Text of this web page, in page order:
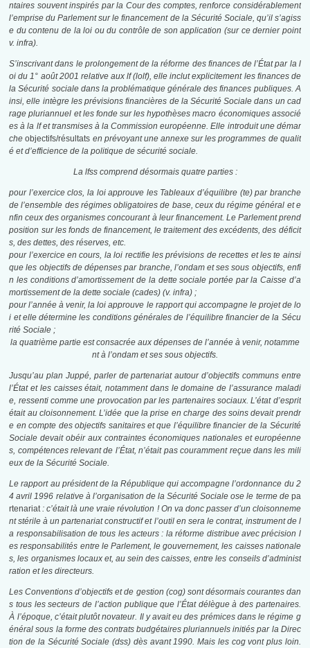
ntaires souvent inspirés par la Cour des comptes, renforce considérablement
l’emprise du Parlement sur le financement de la Sécurité Sociale, qu’il s’agiss
e du contenu de la loi ou du contrôle de son application (sur ce dernier point
v. infra).
S’inscrivant dans le prolongement de la réforme des finances de l’État par la l
oi du 1° août 2001 relative aux lf(lolf), elle inclut explicitement les finances de
la Sécurité sociale dans la problématique générale des finances publiques. A
insi, elle intègre les prévisions financières de la Sécurité Sociale dans un cad
rage pluriannuel et les fonde sur les hypothèses macro économiques associé
es à la lfet transmises à la Commission européenne. Elle introduit une démar
cheobjectifs/résultats en prévoyant une annexe sur les programmes de qualit
é et d’efficience de la politique de sécurité sociale.
La lfsscomprend désormais quatre parties :
pour l’exercice clos, la loi approuve les Tableaux d’équilibre (te) par branche
de l’ensemble des régimes obligatoires de base, ceux du régime général et e
nfin ceux des organismes concourant à leur financement. Le Parlement prend
position sur les fonds de financement, le traitement des excédents, des déficit
s, des dettes, des réserves, etc.
pour l’exercice en cours, la loi rectifie les prévisions de recettes et leste ainsi
que les objectifs de dépenses par branche, l’ondamet ses sous objectifs, enfi
n les conditions d’amortissement de la dette sociale portée par la Caisse d’a
mortissement de la dette sociale (cades) (v. infra) ;
pour l’année à venir, la loi approuve le rapport qui accompagne le projet de lo
i et elle détermine les conditions générales de l’équilibre financier de la Sécu
rité Sociale ;
la quatrième partie est consacrée aux dépenses de l’année à venir, notamme
nt à l’ondam et ses sous objectifs.
Jusqu’au plan Juppé, parler de partenariat autour d’objectifs communs entre
l’État et les caisses était, notamment dans le domaine de l’assurance maladi
e, ressenti comme une provocation par les partenaires sociaux. L’état d’esprit
était au cloisonnement. L’idée que la prise en charge des soins devait prendr
e en compte des objectifs sanitaires et que l’équilibre financier de la Sécurité
Sociale devait obéir aux contraintes économiques nationales et européenne
s, compétences relevant de l’État, n’était pas couramment reçue dans les mili
eux de la Sécurité Sociale.
Le rapport au président de la République qui accompagne l’ordonnance du 2
4 avril 1996 relative à l’organisation de la Sécurité Sociale ose le terme de pa
rtenariat: c’était là une vraie révolution ! On va donc passer d’un cloisonneme
nt stérile à un partenariat constructif et l’outil en sera le contrat, instrument de l
a responsabilisation de tous les acteurs : la réforme distribue avec précision l
es responsabilités entre le Parlement, le gouvernement, les caisses nationale
s, les organismes locaux et, au sein des caisses, entre les conseils d’administ
ration et les directeurs.
Les Conventions d’objectifs et de gestion (cog) sont désormais courantes dan
s tous les secteurs de l’action publique que l’État délègue à des partenaires.
À l’époque, c’était plutôt novateur. Il y avait eu des prémices dans le régime g
énéral sous la forme des contrats budgétaires pluriannuels initiés par la Direc
tion de la Sécurité Sociale (dss) dès avant 1990. Mais les cogvont plus loin.